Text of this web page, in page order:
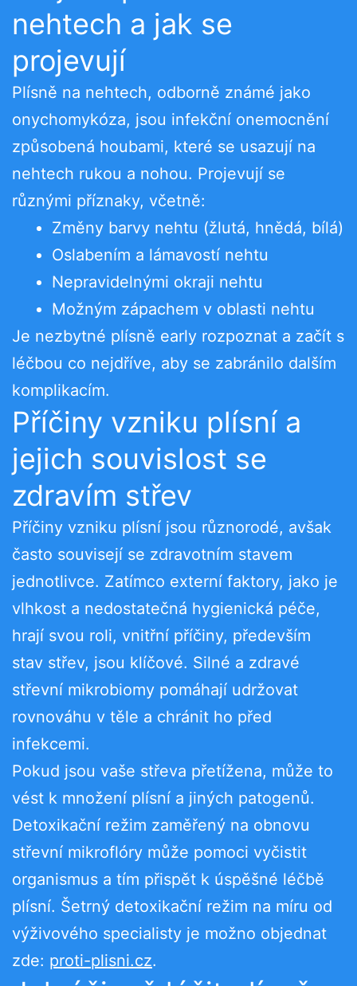
nehtech a jak se
projevují
Plísně na nehtech, odborně známé jako
onychomykóza, jsou infekční onemocnění
způsobená houbami, které se usazují na
nehtech rukou a nohou. Projevují se
různými příznaky, včetně:
Změny barvy nehtu (žlutá, hnědá, bílá)
Oslabením a lámavostí nehtu
Nepravidelnými okraji nehtu
Možným zápachem v oblasti nehtu
Je nezbytné plísně early rozpoznat a začít s
léčbou co nejdříve, aby se zabránilo dalším
komplikacím.
Příčiny vzniku plísní a
jejich souvislost se
zdravím střev
Příčiny vzniku plísní jsou různorodé, avšak
často souvisejí se zdravotním stavem
jednotlivce. Zatímco externí faktory, jako je
vlhkost a nedostatečná hygienická péče,
hrají svou roli, vnitřní příčiny, především
stav střev, jsou klíčové. Silné a zdravé
střevní mikrobiomy pomáhají udržovat
rovnováhu v těle a chránit ho před
infekcemi.
Pokud jsou vaše střeva přetížena, může to
vést k množení plísní a jiných patogenů.
Detoxikační režim zaměřený na obnovu
střevní mikroflóry může pomoci vyčistit
organismus a tím přispět k úspěšné léčbě
plísní. Šetrný detoxikační režim na míru od
výživového specialisty je možno objednat
zde: proti-plisni.cz.